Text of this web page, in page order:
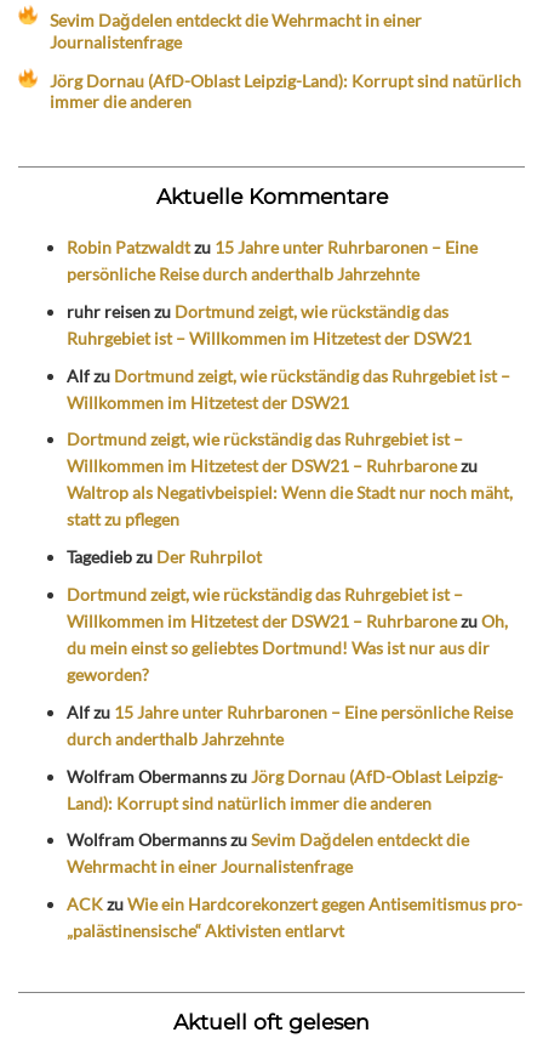
Sevim Dağdelen entdeckt die Wehrmacht in einer
Journalistenfrage
Jörg Dornau (AfD-Oblast Leipzig-Land): Korrupt sind natürlich
immer die anderen
Aktuelle Kommentare
Robin Patzwaldtzu 15 Jahre unter Ruhrbaronen – Eine
persönliche Reise durch anderthalb Jahrzehnte
ruhr reisenzu Dortmund zeigt, wie rückständig das
Ruhrgebiet ist – Willkommen im Hitzetest der DSW21
Alfzu Dortmund zeigt, wie rückständig das Ruhrgebiet ist –
Willkommen im Hitzetest der DSW21
Dortmund zeigt, wie rückständig das Ruhrgebiet ist –
Willkommen im Hitzetest der DSW21 – Ruhrbaronezu
Waltrop als Negativbeispiel: Wenn die Stadt nur noch mäht,
statt zu pflegen
Tagediebzu Der Ruhrpilot
Dortmund zeigt, wie rückständig das Ruhrgebiet ist –
Willkommen im Hitzetest der DSW21 – RuhrbaronezuOh,
du mein einst so geliebtes Dortmund! Was ist nur aus dir
geworden?
Alfzu 15 Jahre unter Ruhrbaronen – Eine persönliche Reise
durch anderthalb Jahrzehnte
Wolfram ObermannszuJörg Dornau (AfD-Oblast Leipzig-
Land): Korrupt sind natürlich immer die anderen
Wolfram ObermannszuSevim Dağdelen entdeckt die
Wehrmacht in einer Journalistenfrage
ACKzuWie ein Hardcorekonzert gegen Antisemitismus pro-
„palästinensische“ Aktivisten entlarvt
Aktuell oft gelesen